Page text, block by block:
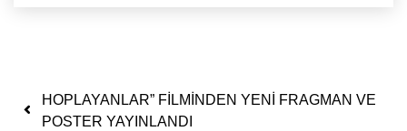
Yazı dolaşımı
HOPLAYANLAR” FİLMİNDEN YENİ FRAGMAN VE
POSTER YAYINLANDI